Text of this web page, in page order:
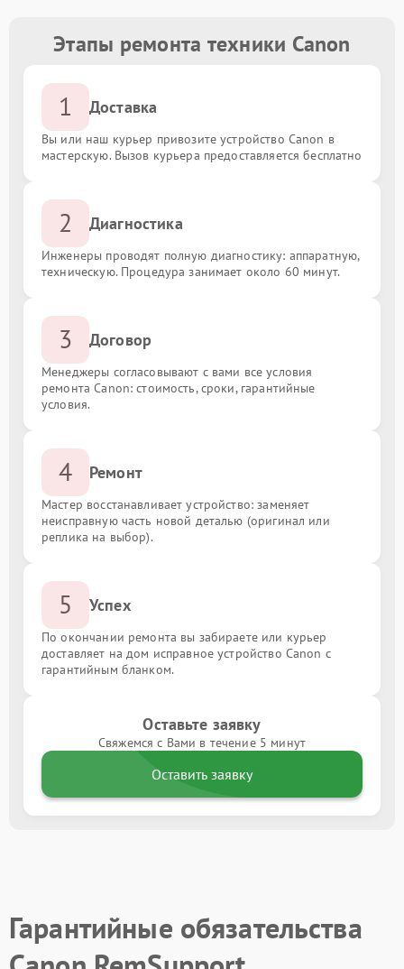
Этапы ремонта техники Canon
1 Доставка
Вы или наш курьер привозите устройство Canon в
мастерскую. Вызов курьера предоставляется бесплатно
2 Диагностика
Инженеры проводят полную диагностику: аппаратную,
техническую. Процедура занимает около 60 минут.
3 Договор
Менеджеры согласовывают с вами все условия
ремонта Canon: стоимость, сроки, гарантийные
условия.
4 Ремонт
Мастер восстанавливает устройство: заменяет
неисправную часть новой деталью (оригинал или
реплика на выбор).
5 Успех
По окончании ремонта вы забираете или курьер
доставляет на дом исправное устройство Canon с
гарантийным бланком.
Оставьте заявку
Свяжемся с Вами в течение 5 минут
Оставить заявку
Гарантийные обязательства